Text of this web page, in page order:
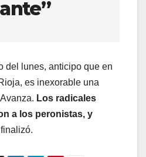
del lunes, anticipo que en
es inexorable una
Los radicales
a los peronistas, y